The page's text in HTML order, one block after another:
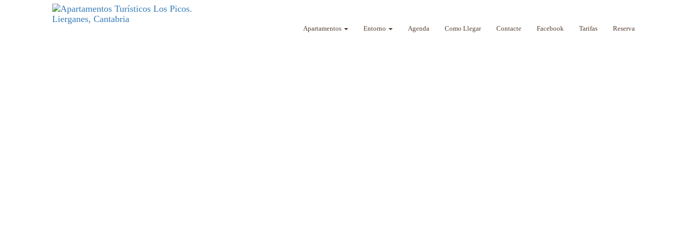
Apartamentos Entorno Agenda Como Llegar Contacte Facebook Tarifas Reserva